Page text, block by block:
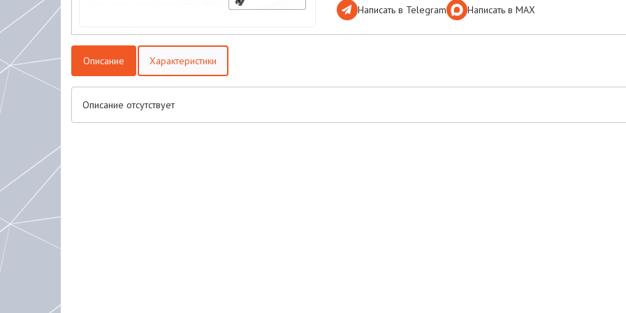
Написать в Telegram Написать в МАХ
Описание Характеристики
Описание отсутствует